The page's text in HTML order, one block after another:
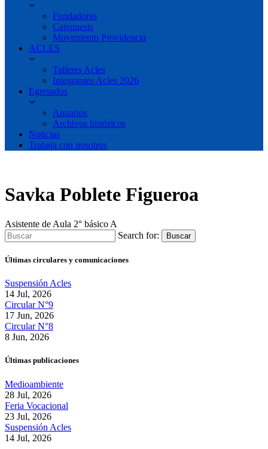
Fundadoras
Catequesis
Movimiento Providencia
ACLES
Talleres Acles
Integrantes Acles 2026
Egresados
Anuarios
Archivos históricos
Noticias
Trabaja con nosotros
Savka Poblete Figueroa
Asistente de Aula 2° básico A
Search for:
Buscar
Últimas circulares y comunicaciones
Suspensión Acles
14 Jul, 2026
Circular N°9
17 Jun, 2026
Circular N°8
8 Jun, 2026
Últimas publicaciones
Medioambiente
28 Jul, 2026
Feria Vocacional
23 Jul, 2026
Suspensión Acles
14 Jul, 2026